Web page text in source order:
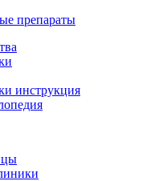
препараты
инструкция